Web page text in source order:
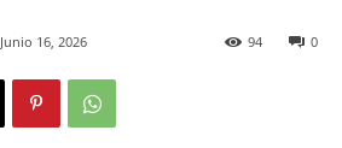
Junio 16, 2026 0
94